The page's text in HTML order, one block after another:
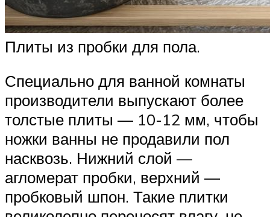
Плиты из пробки для пола.
Специально для ванной комнаты
производители выпускают более
толстые плиты — 10-12 мм, чтобы
ножки ванны не продавили пол
насквозь. Нижний слой —
агломерат пробки, верхний —
пробковый шпон. Такие плитки